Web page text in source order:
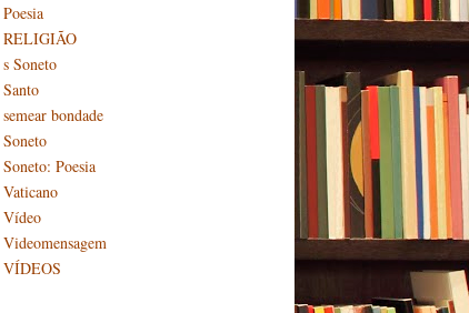
Poesia
RELIGIÃO
s Soneto
Santo
semear bondade
Soneto
Soneto: Poesia
Vaticano
Vídeo
Videomensagem
VÍDEOS